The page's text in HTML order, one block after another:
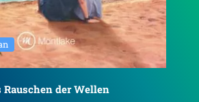
Rauschen der Wellen